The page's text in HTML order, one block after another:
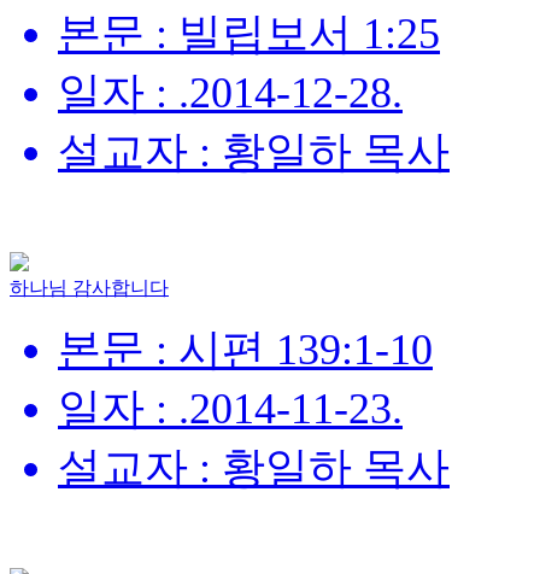
본문 : 빌립보서 1:25
일자 : .2014-12-28.
설교자 : 황일하 목사
하나님 감사합니다
본문 : 시편 139:1-10
일자 : .2014-11-23.
설교자 : 황일하 목사